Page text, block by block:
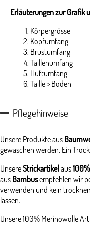
Erläuterungen zur Grafik
Körpergrösse
Kopfumfang
Brustumfang
Taillenumfang
Hüftumfang
Taille > Boden
Pflegehinweise
Unsere Produkte aus
gewaschen werden. Ein
UnsereStrickartikel aus
aus Bambusempfehlen wir
verwenden und kein
lassen.
Unsere 100% Merinowolle